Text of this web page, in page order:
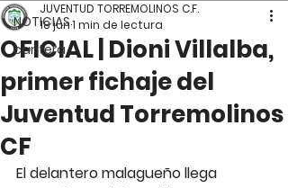
NOTICIAS
cantera
OFICIAL | Dioni Villalba,
primer fichaje del
Juventud Torremolinos
CF
JUVENTUD TORREMOLINOS C.F.
18 jun1 min de lectura
El delantero malagueño llega